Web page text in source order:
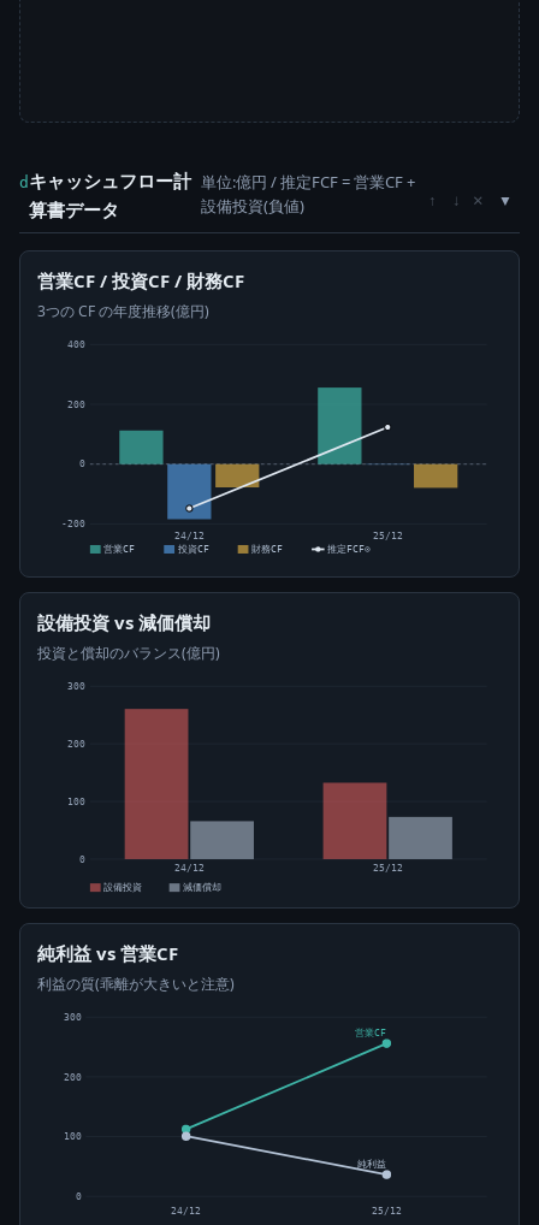
d キャッシュフロー計
算書データ
単位:億円 / 推定FCF = 営業CF +
設備投資(負値)
↑ ↓ ×
営業CF / 投資CF / 財務CF
3つの CF の年度推移(億円)
-200
0
200
400
24/12
25/12
営業CF
投資CF 財務CF 推定FCF⊙
設備投資 vs 減価償却
投資と償却のバランス(億円)
0
100
200
300
24/12
25/12
設備投資
減価償却
純利益 vs 営業CF
利益の質(乖離が大きいと注意)
0
100
200
300
営業CF
純利益
24/12 25/12